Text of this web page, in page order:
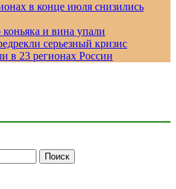
в конце июля снизились
и вина упали
серьезный кризис
в 23 регионах России